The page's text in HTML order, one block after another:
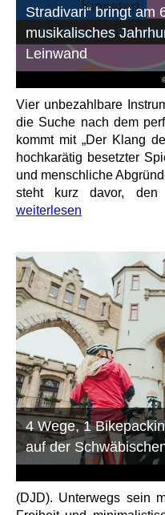
Stradivari“ bringt am
musikalisches
Leinwand
Vier unbezahlbare
die Suche nach dem
kommt mit „Der Klang
hochkarätig besetzter
und menschliche
steht kurz davor, den
weiterlesen
4 Wege, 1
auf der
(DJD). Unterwegs sein